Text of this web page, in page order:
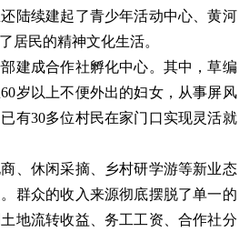
陆续建起了青少年活动中心、黄河
居民的精神文化生活。
成合作社孵化中心。其中，草编
岁以上不便外出的妇女，从事屏风
有30多位村民在家门口实现灵活就
休闲采摘、乡村研学游等新业态
群众的收入来源彻底摆脱了单一的
地流转收益、务工工资、合作社分